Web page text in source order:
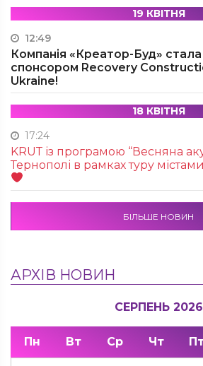
19 КВІТНЯ
12:49
Компанія «Креатор-Буд»
спонсором Recovery
Ukraine!
18 КВІТНЯ
17:24
KRUТ із програмою “Весняна
Тернополі в рамках туру
БІЛЬШЕ НОВИН
АРХІВ НОВИН
СЕРПЕНЬ 2026
Пн Вт Ср Чт